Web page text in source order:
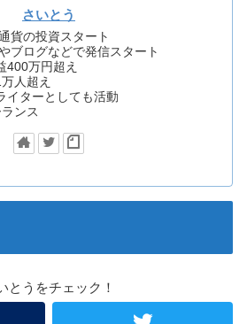
さいとう
貨の投資スタート
ブログなどで発信スタート
400万円超え
人超え
イターとしても活動
ンス
とうをチェック！